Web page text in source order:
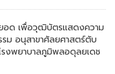
อด เพื่อวุฒิบัตรแสดงความ
รม อนุสาขาศัลยศาสตร์ตับ
งพยาบาลภูมิพลอดุลยเดช